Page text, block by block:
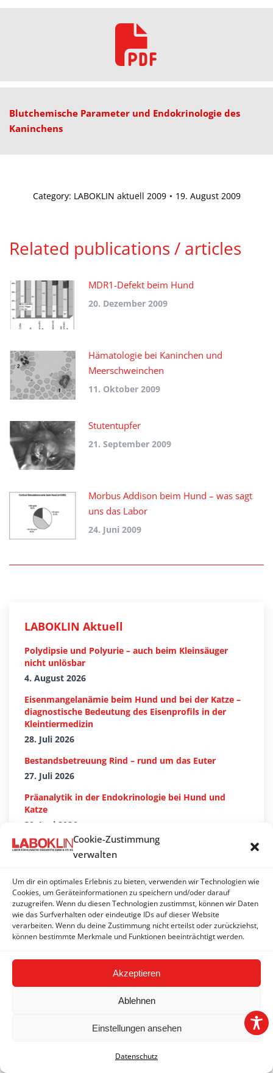
Cookie-Zustimmung
verwalten
Um dir ein optimales Erlebnis zu bieten, verwenden wir Technologien wie
Cookies, um Geräteinformationen zu speichern und/oder darauf
zuzugreifen. Wenn du diesen Technologien zustimmst, können wir Daten
wie das Surfverhalten oder eindeutige IDs auf dieser Website
verarbeiten. Wenn du deine Zustimmung nicht erteilst oder zurückziehst,
können bestimmte Merkmale und Funktionen beeinträchtigt werden.
Akzeptieren
Ablehnen
Einstellungen ansehen
Datenschutz
Blutchemische Parameter und Endokrinologie des
Kaninchens
Category: LABOKLIN aktuell 2009 19. August 2009
Related publications / articles
MDR1-Defekt beim Hund
20. Dezember 2009
Hämatologie bei Kaninchen und
Meerschweinchen
11. Oktober 2009
Stutentupfer
21. September 2009
Morbus Addison beim Hund – was sagt
uns das Labor
24. Juni 2009
LABOKLIN Aktuell
Polydipsie und Polyurie – auch beim Kleinsäuger
nicht unlösbar
4. August 2026
Eisenmangelanämie beim Hund und bei der Katze –
diagnostische Bedeutung des Eisenprofils in der
Kleintiermedizin
28. Juli 2026
Bestandsbetreuung Rind – rund um das Euter
27. Juli 2026
Präanalytik in der Endokrinologie bei Hund und
Katze
30. Juni 2026
Autovakzine als Therapieoption
19. Mai 2026
Expertenrunde zur felinen Hyperthyreose
21. April 2026
Durchfall bei Kleinsäugern – labordiagnostische
Möglichkeiten
Wenn die Nase ständig läuft – chronischer
Nasenausfluss bei Hund und Katze
Körperhöhlenergüssen